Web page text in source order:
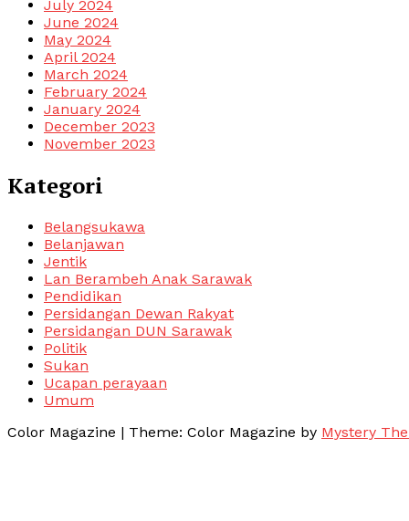
July 2024
June 2024
May 2024
April 2024
March 2024
February 2024
January 2024
December 2023
November 2023
Kategori
Belangsukawa
Belanjawan
Jentik
Lan Berambeh Anak Sarawak
Pendidikan
Persidangan Dewan Rakyat
Persidangan DUN Sarawak
Politik
Sukan
Ucapan perayaan
Umum
Color Magazine | Theme: Color Magazine by Mystery